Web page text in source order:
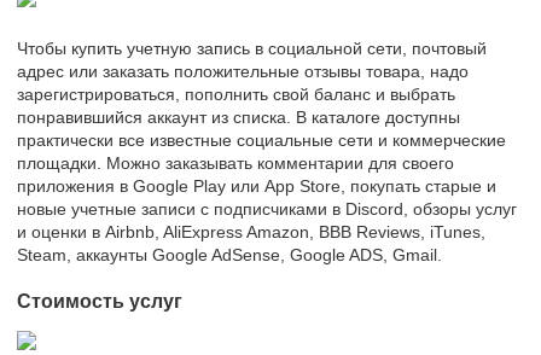
Чтобы купить учетную запись в социальной сети, почтовый
адрес или заказать положительные отзывы товара, надо
зарегистрироваться, пополнить свой баланс и выбрать
понравившийся аккаунт из списка. В каталоге доступны
практически все известные социальные сети и коммерческие
площадки. Можно заказывать комментарии для своего
приложения в Google Play или App Store, покупать старые и
новые учетные записи с подписчиками в Discord, обзоры услуг
и оценки в Airbnb, AliExpress Amazon, BBB Reviews, iTunes,
Steam, аккаунты Google AdSense, Google ADS, Gmail.
Стоимость услуг